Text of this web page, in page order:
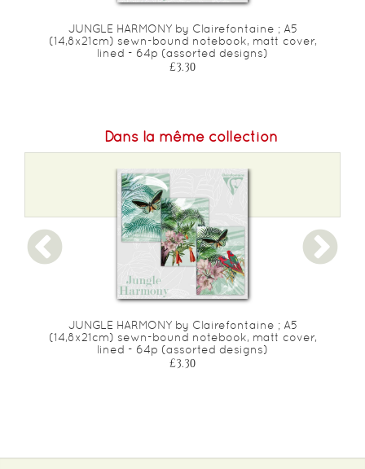
JUNGLE HARMONY by Clairefontaine ; A5
(14,8x21cm) sewn-bound notebook, matt cover,
lined - 64p (assorted designs)
£3.30
Dans la même collection
JUNGLE HARMONY by Clairefontaine ; A5
(14,8x21cm) sewn-bound notebook, matt cover,
lined - 64p (assorted designs)
£3.30